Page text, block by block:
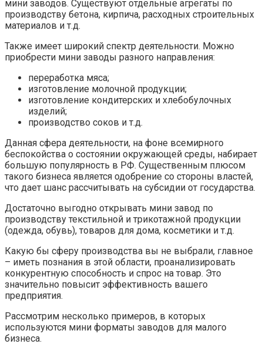
мини заводов. Существуют отдельные агрегаты по
производству бетона, кирпича, расходных строительных
материалов и т.д.
Также имеет широкий спектр деятельности. Можно
приобрести мини заводы разного направления:
переработка мяса;
изготовление молочной продукции;
изготовление кондитерских и хлебобулочных
изделий;
производство соков и т.д.
Данная сфера деятельности, на фоне всемирного
беспокойства о состоянии окружающей среды, набирает
большую популярность в РФ. Существенным плюсом
такого бизнеса является одобрение со стороны властей,
что дает шанс рассчитывать на субсидии от государства.
Достаточно выгодно открывать мини завод по
производству текстильной и трикотажной продукции
(одежда, обувь), товаров для дома, косметики и т.д.
Какую бы сферу производства вы не выбрали, главное
– иметь познания в этой области, проанализировать
конкурентную способность и спрос на товар. Это
значительно повысит эффективность вашего
предприятия.
Рассмотрим несколько примеров, в которых
используются мини форматы заводов для малого
бизнеса.